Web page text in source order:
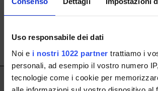
Uso responsabile dei dati
Noi e i nostri 1022 partner trattiamo i
personali, ad esempio il vostro numero
tecnologie come i cookie per
customerservice@illaccio.it
IL LACCIO